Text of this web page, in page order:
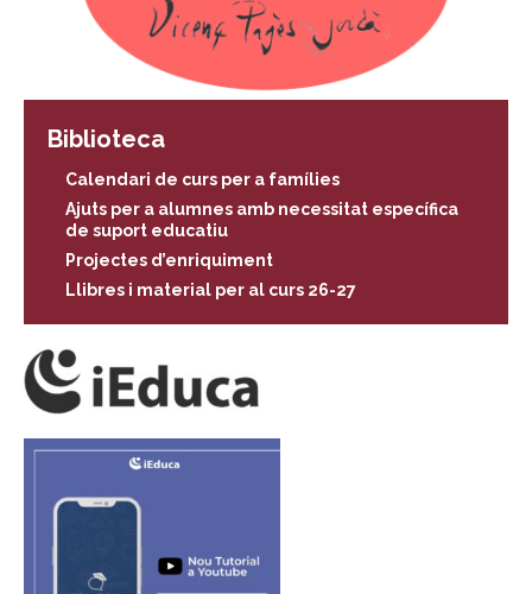
Biblioteca
Calendari de curs per a famílies
Ajuts per a alumnes amb necessitat específica
de suport educatiu
Projectes d’enriquiment
Llibres i material per al curs 26-27